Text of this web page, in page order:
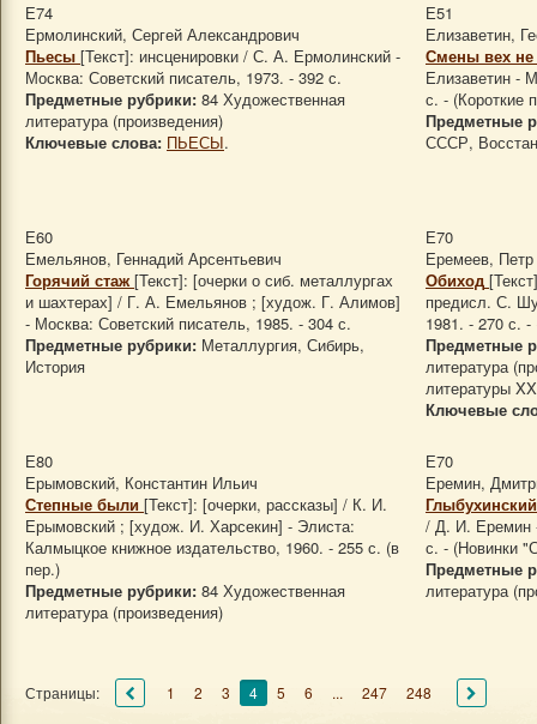
Е74
Ермолинский, Сергей Александрович
Пьесы [Текст]: инсценировки / С. А. Ермолинский -
Москва: Советский писатель, 1973. - 392 с.
Предметные рубрики: 84 Художественная
литература (произведения)
Ключевые слова: ПЬЕСЫ.
Е51
Елизаветин,
Смены вех не
Елизаветин -
с. - (Короткие
Предметные
СССР,
Е60
Емельянов, Геннадий Арсентьевич
Горячий стаж [Текст]: [очерки о сиб. металлургах
и шахтерах] / Г. А. Емельянов ; [худож. Г. Алимов]
- Москва: Советский писатель, 1985. - 304 с.
Предметные рубрики: Металлургия, Сибирь,
История
Е70
Еремеев,
Обиход
предисл. С.
1981. - 270 с.
Предметные
литература
литературы
Ключевые
Е80
Ерымовский, Константин Ильич
Степные были [Текст]: [очерки, рассказы] / К. И.
Ерымовский ; [худож. И. Харсекин] - Элиста:
Калмыцкое книжное издательство, 1960. - 255 с. (в
пер.)
Предметные рубрики: 84 Художественная
литература (произведения)
Е70
Еремин,
/ Д. И. Еремин
с. - (Новинки
Предметные
литература
Страницы: 1 2 3 4 5 6 ... 247 248